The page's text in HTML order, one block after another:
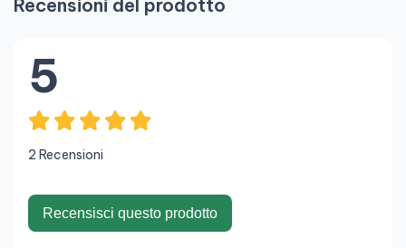
Recensioni del prodotto
5
2 Recensioni
Recensisci questo prodotto